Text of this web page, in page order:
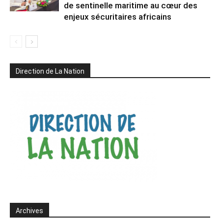
de sentinelle maritime au cœur des
enjeux sécuritaires africains
Direction de La Nation
Archives